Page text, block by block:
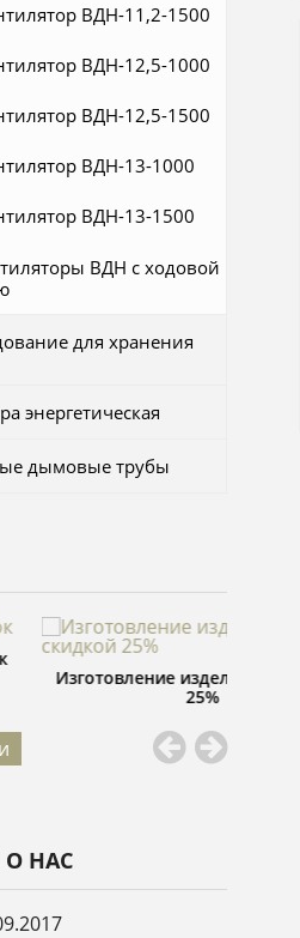
ВДН-11,2-1500
ВДН-12,5-1000
ВДН-12,5-1500
ВДН-13-1000
ВДН-13-1500
ВДН с ходовой
для хранения
энергетическая
дымовые трубы
изделий со скидкой
НАС